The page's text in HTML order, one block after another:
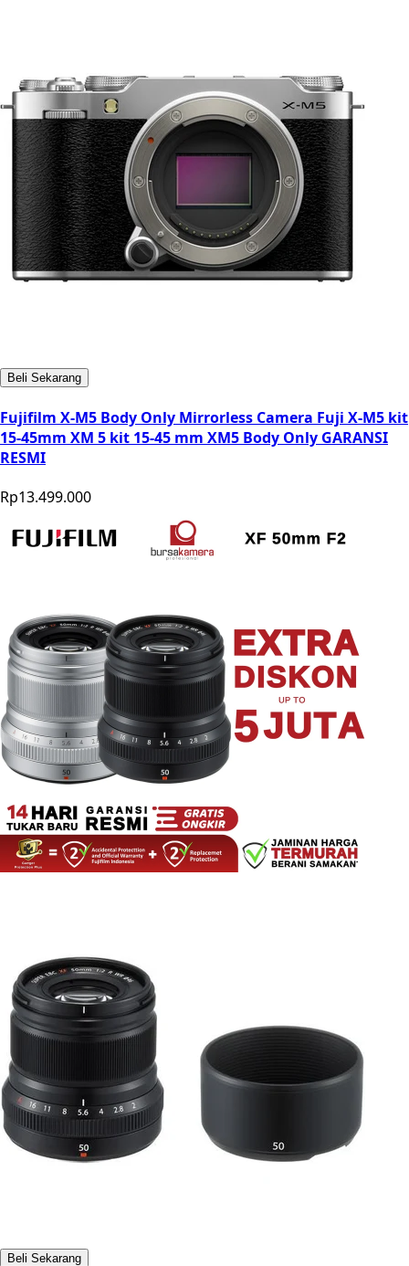
Beli Sekarang
Fujifilm X-M5 Body Only Mirrorless Camera Fuji X-M5 kit
15-45mm XM 5 kit 15-45 mm XM5 Body Only GARANSI
RESMI
Rp13.499.000
Beli Sekarang